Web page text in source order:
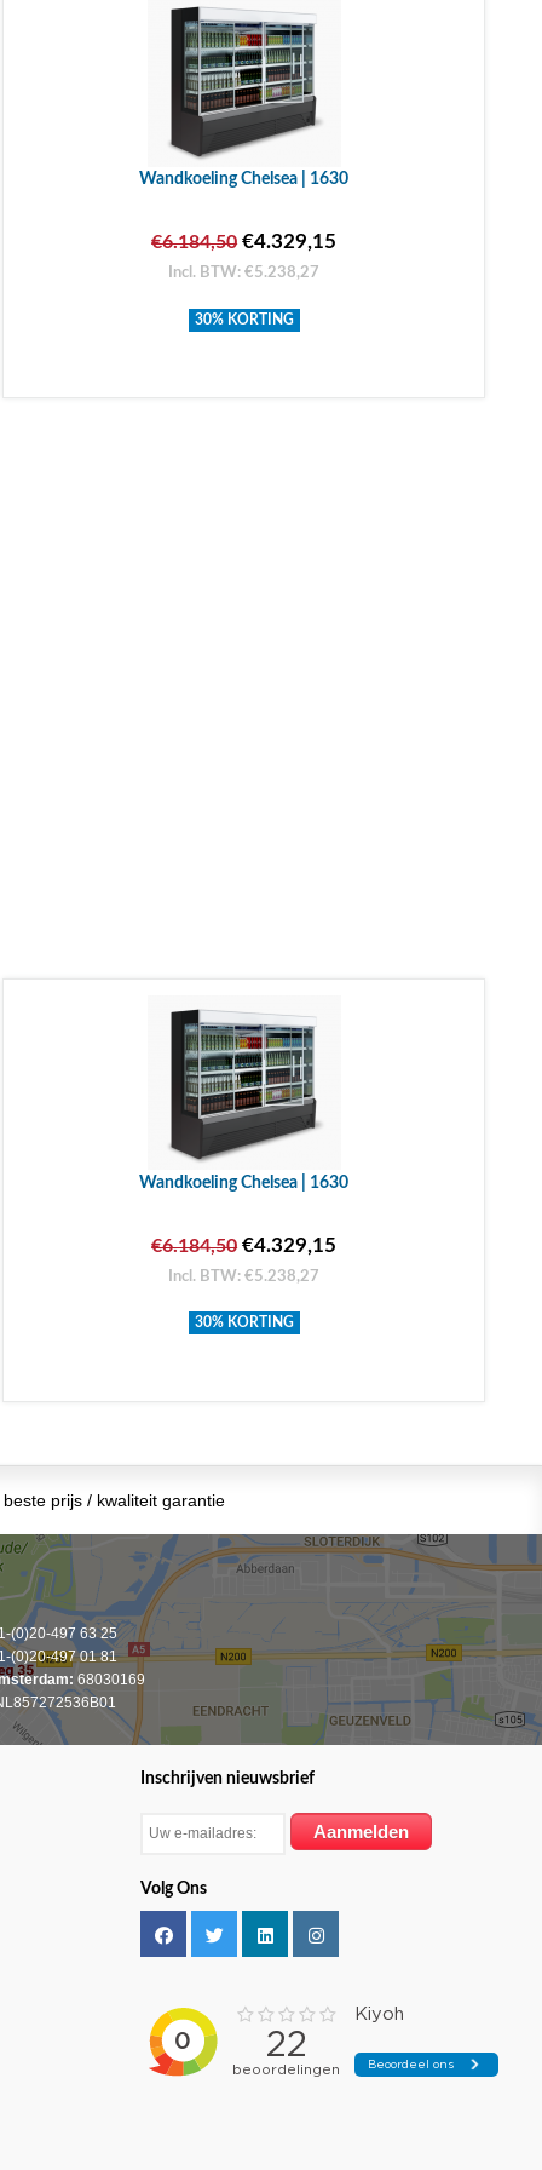
Wandkoeling Chelsea | 1630
€6.184,50€4.329,15
Incl. BTW: €5.238,27
30% KORTING
Wandkoeling Chelsea | 1630
€6.184,50€4.329,15
Incl. BTW: €5.238,27
30% KORTING
prijs / kwaliteit garantie
(0)20-497 63 25
(0)20-497 01 81
68030169
Inschrijven nieuwsbrief
Volg Ons